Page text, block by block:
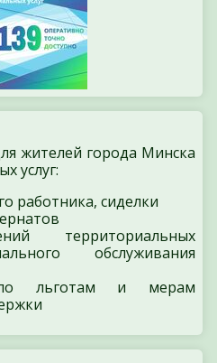
жителей города Минска
услуг:
работника, сиделки
территориальных
обслуживания
по льготам и мерам